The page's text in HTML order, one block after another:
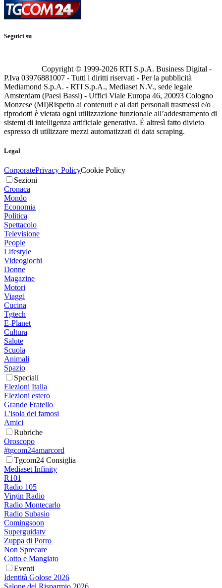
Seguici su
Copyright © 1999-2026 RTI S.p.A. Business Digital -
P.Iva 03976881007 - Tutti i diritti riservati - Per la pubblicità
Mediamond S.p.A. - RTI S.p.A., Mediaset N.V., sede legale
Amsterdam (Paesi Bassi) - Uffici Viale Europa 46, 20093 Cologno
Monzese (MI)Rispetto ai contenuti e ai dati personali trasmessi e/o
riprodotti è vietata ogni utilizzazione funzionale all’addestramento di
sistemi di intelligenza artificiale generativa. È altresì fatto divieto
espresso di utilizzare mezzi automatizzati di data scraping.
Legal
CorporatePrivacy PolicyCookie Policy
Sezioni
Cronaca
Mondo
Economia
Politica
Spettacolo
Televisione
People
Lifestyle
Videogiochi
Donne
Magazine
Motori
Viaggi
Cucina
Tgtech
E-Planet
Cultura
Salute
Scuola
Animali
Spazio
Speciali
Elezioni Italia
Elezioni estero
Grande Fratello
L'isola dei famosi
Amici
Rubriche
Oroscopo
#tgcom24amarcord
Tgcom24 Consiglia
Mediaset Infinity
R101
Radio 105
Virgin Radio
Radio Montecarlo
Radio Subasio
Comingsoon
Superguidatv
Zuppa di Porro
Non Sprecare
Cotto e Mangiato
Eventi
Identità Golose 2026